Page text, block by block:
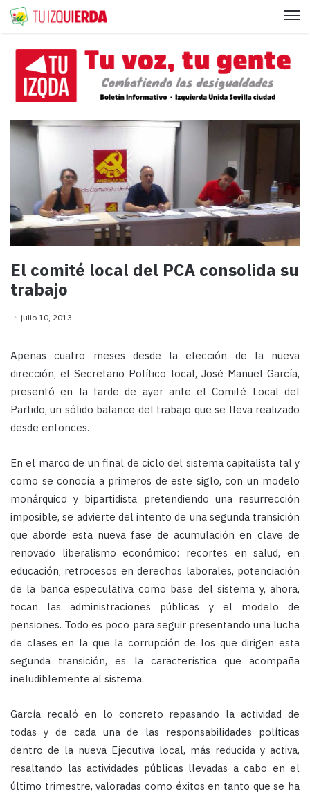
El comité local del PCA consolida su
trabajo
julio 10, 2013
Apenas cuatro meses desde la elección de la nueva
dirección, el Secretario Político local, José Manuel García,
presentó en la tarde de ayer ante el Comité Local del
Partido, un sólido balance del trabajo que se lleva realizado
desde entonces.
En el marco de un final de ciclo del sistema capitalista tal y
como se conocía a primeros de este siglo, con un modelo
monárquico y bipartidista pretendiendo una resurrección
imposible, se advierte del intento de una segunda transición
que aborde esta nueva fase de acumulación en clave de
renovado liberalismo económico: recortes en salud, en
educación, retrocesos en derechos laborales, potenciación
de la banca especulativa como base del sistema y, ahora,
tocan las administraciones públicas y el modelo de
pensiones. Todo es poco para seguir presentando una lucha
de clases en la que la corrupción de los que dirigen esta
segunda transición, es la característica que acompaña
ineludiblemente al sistema.
García recaló en lo concreto repasando la actividad de
todas y de cada una de las responsabilidades políticas
dentro de la nueva Ejecutiva local, más reducida y activa,
resaltando las actividades públicas llevadas a cabo en el
último trimestre, valoradas como éxitos en tanto que se ha